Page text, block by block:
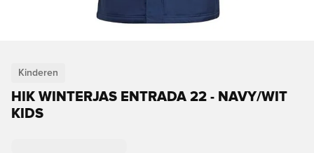
Kinderen
HIK WINTERJAS ENTRADA 22 - NAVY/WIT
KIDS